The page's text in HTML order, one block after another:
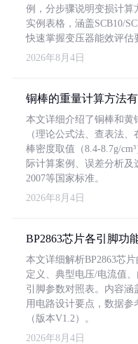
例，分步骤说明变损计算
实例表格，涵盖SCB10/
快速掌握变压器能效评估
2026年8月4日
铜棒的重量计算方法
本文详细介绍了铜棒和黄
（理论公式法、查表法
棒密度取值（8.4-8.7g/
际计算案例、误差分析及
2007等国家标准。
2026年8月4日
BP2863芯片各引脚功
本文详细解析BP2863芯
定义、典型电压/电流值
引脚参数对照表。内容涵
用电路设计要点，数据参
（版本V1.2）。
2026年8月4日